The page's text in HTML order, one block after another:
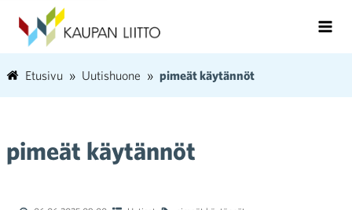
Etusivu Uutishuone pimeät käytännöt
pimeät käytännöt